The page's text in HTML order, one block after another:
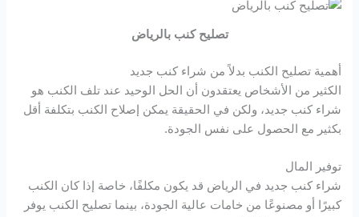
Hacklink panel
Hacklink panel
Hacklink panel
تصليح كنب بالرياض
أهمية تصليح الكنب بدلاً من شراء كنب جديد
الكثير من الأشخاص يعتقدون أن الحل الوحيد عند تلف الكنب هو
شراء كنب جديد، ولكن في الحقيقة يمكن إصلاح الكنب بتكلفة أقل
بكثير مع الحصول على نفس الجودة.
توفير المال
شراء كنب جديد في الرياض قد يكون مكلفًا، خاصة إذا كان الكنب
كبيرًا أو مصنوعًا من خامات عالية الجودة، بينما تصليح الكنب يوفر